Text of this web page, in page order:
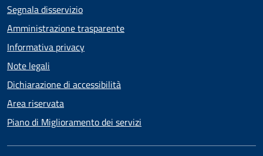
Segnala disservizio
Amministrazione trasparente
Informativa privacy
Note legali
Dichiarazione di accessibilità
Area riservata
Piano di Miglioramento dei servizi